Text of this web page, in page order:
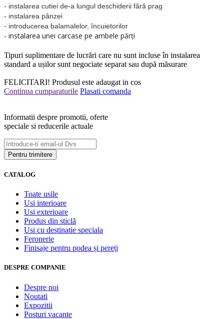
- instalarea cutiei de-a lungul deschiderii fără prag
- instalarea pânzei
- introducerea balamalelor, încuietorilor
- instalarea unei carcase pe ambele părți
Tipuri suplimentare de lucrări care nu sunt incluse în instalarea
standard a ușilor sunt negociate separat sau după măsurare
FELICITARI! Produsul este adaugat in cos
Continua cumparaturile Plasati comanda
Informatii despre promotii, oferte
speciale si reducerile actuale
CATALOG
Toate usile
Usi interioare
Usi exterioare
Produs din sticlă
Usi cu destinatie speciala
Feronerie
Finisaje pentru podea și pereți
DESPRE COMPANIE
Despre noi
Noutati
Expozitii
Posturi vacante